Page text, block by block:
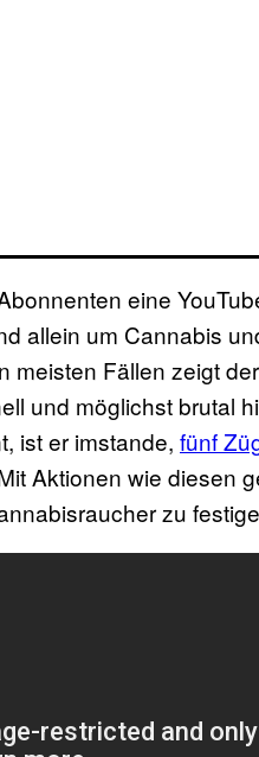
eine
allein um Cannabis
meisten Fällen zeigt
und möglichst brutal
ist er imstande, fünf
Aktionen wie diesen
zu